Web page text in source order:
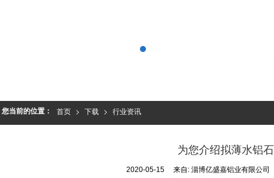
您当前的位置： 首页 > 下载 > 行业资讯
为您介绍拟薄水铝石
2020-05-15 来自:淄博亿盛嘉铝业有限公司